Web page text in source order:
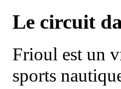
Le circuit
Frioul est un
sports